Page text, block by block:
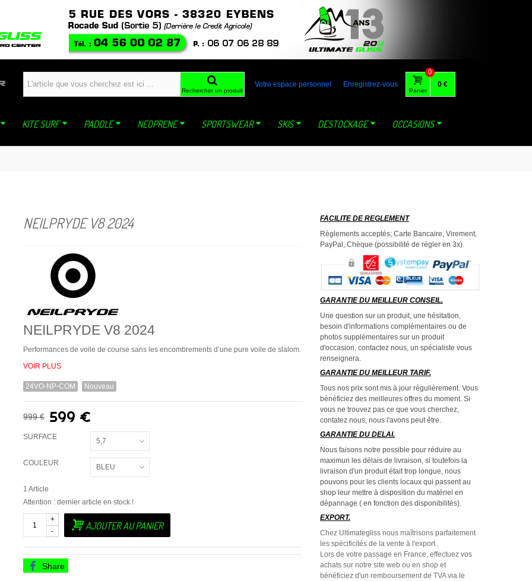
Rechercher un produit
Votre espace personnel Enregistrez-vous
Panier
0
0 €
KITE SURF PADDLE NEOPRENE SPORTSWEAR SKIS DESTOCKAGE OCCASIONS
NEILPRYDE V8 2024
NEILPRYDE V8 2024
Performances de voile de course sans les encombrements d’une pure voile de slalom.
VOIR PLUS
24VO-NP-COM Nouveau
999 € 599 €
SURFACE 5,7
COULEUR BLEU
1 Article
Attention : dernier article en stock !
-
+ AJOUTER AU PANIER
Share
FACILITE DE REGLEMENT
Règlements acceptés; Carte Bancaire, Virement,
PayPal, Chèque (possibilité de régler en 3x).
GARANTIE DU MEILLEUR CONSEIL.
Une question sur un produit, une hésitation,
besoin d'informations complémentaires ou de
photos supplémentaires sur un produit
d'occasion, contactez nous, un spécialiste vous
renseignera.
GARANTIE DU MEILLEUR TARIF.
Tous nos prix sont mis à jour régulièrement. Vous
bénéficiez des meilleures offres du moment. Si
vous ne trouvez pas ce que vous cherchez,
contatez nous, nous l'avons peut être.
GARANTIE DU DELAI.
Nous faisons notre possible pour réduire au
maximun les délais de livraison, si toutefois la
livraison d'un produit était trop longue, nous
pouvons pour les clients locaux qui passent au
shop leur mettre à disposition du matériel en
dépannage ( en fonction des disponibilités).
EXPORT.
Chez Ultimategliss nous maîtrisons parfaitement
les spécificités de la vente à l'export .
Lors de votre passage en France, effectuez vos
achats sur notre site web ou en shop et
bénéficiez d'un remboursement de TVA via le